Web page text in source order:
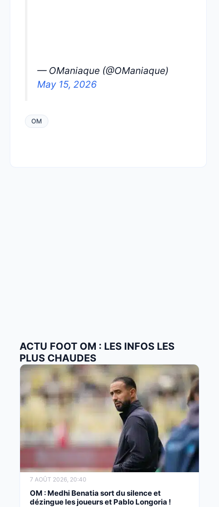
— OManiaque (@OManiaque)
May 15, 2026
OM
ACTU FOOT OM : LES INFOS LES
PLUS CHAUDES
7 AOÛT 2026, 20:40
OM : Medhi Benatia sort du silence et
dézingue les joueurs et Pablo Longoria !